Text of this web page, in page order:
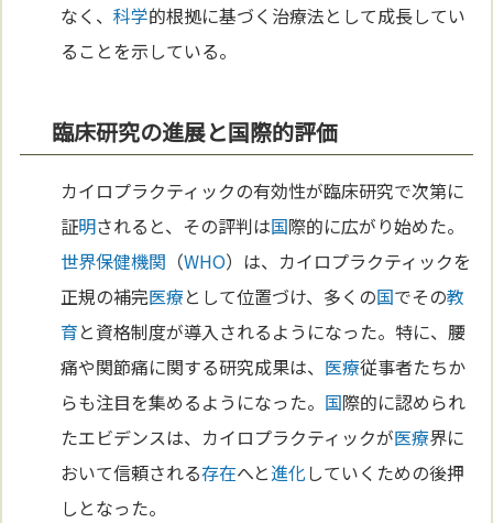
なく、科学的根拠に基づく治療法として成長してい
ることを示している。
臨床研究の進展と国際的評価
カイロプラクティックの有効性が臨床研究で次第に
証明されると、その評判は国際的に広がり始めた。
世界保健機関 （WHO）は、カイロプラクティックを
正規の補完医療として位置づけ、多くの国でその教
育と資格制度が導入されるようになった。特に、腰
痛や関節痛に関する研究成果は、 医療従事者たちか
らも注目を集めるようになった。 国際的に認められ
たエビデンスは、カイロプラクティックが医療界に
おいて信頼される存在へと進化していくための後押
しとなった。